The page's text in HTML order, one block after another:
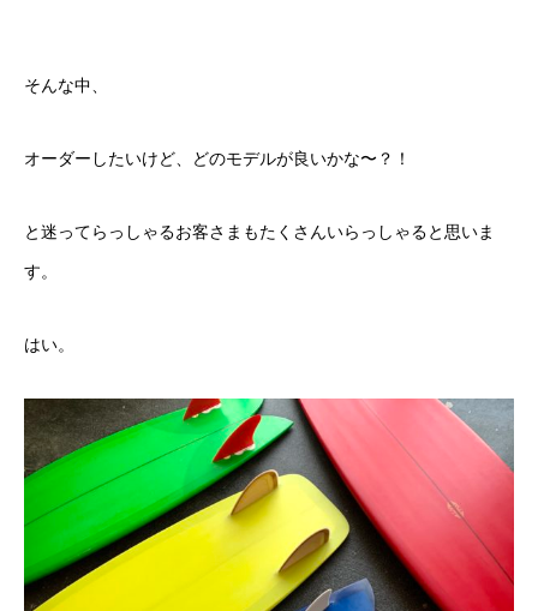
そんな中、
オーダーしたいけど、どのモデルが良いかな〜？！
と迷ってらっしゃるお客さまもたくさんいらっしゃると思いま
す。
はい。